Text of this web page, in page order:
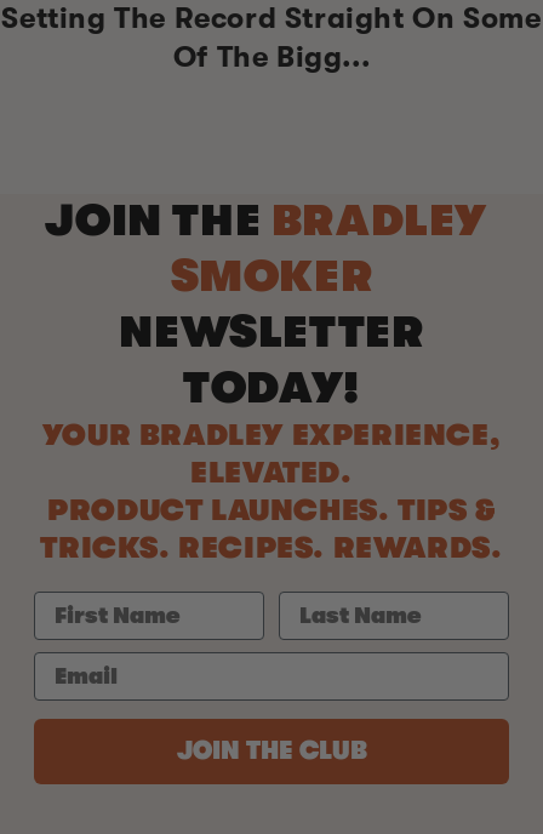
Setting The Record Straight On Some
Of The Bigg...
JOIN THE BRADLEY
SMOKER
NEWSLETTER
TODAY!
YOUR BRADLEY EXPERIENCE,
ELEVATED.
PRODUCT LAUNCHES. TIPS &
TRICKS. RECIPES. REWARDS.
JOIN THE CLUB